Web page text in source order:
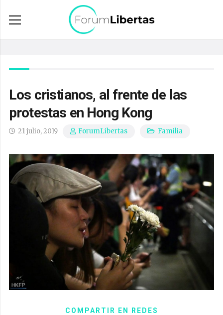
Los cristianos, al frente de las
protestas en Hong Kong
21 julio, 2019 ForumLibertas Familia
COMPARTIR EN REDES